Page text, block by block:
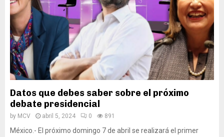
Datos que debes saber sobre el próximo
debate presidencial
by MCV abril 5, 2024 0 891
México.- El próximo domingo 7 de abril se realizará el primer